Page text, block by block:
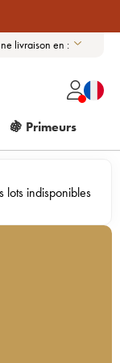
livraison en :
🍇 Primeurs
lots indisponibles